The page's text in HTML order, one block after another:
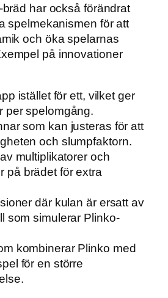
har också förändrat
spelmekanismen för att
och öka spelarnas
på innovationer
istället för ett, vilket ger
per spelomgång.
som kan justeras för att
och slumpfaktorn.
multiplikatorer och
på brädet för extra
där kulan är ersatt av
som simulerar Plinko-
kombinerar Plinko med
för en större